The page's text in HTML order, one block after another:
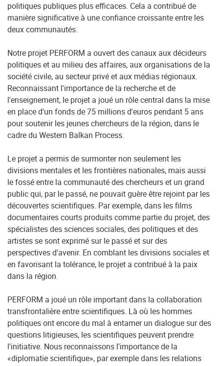
politiques publiques plus efficaces. Cela a contribué de
manière significative à une confiance croissante entre les
deux communautés.
Notre projet PERFORM a ouvert des canaux aux décideurs
politiques et au milieu des affaires, aux organisations de la
société civile, au secteur privé et aux médias régionaux.
Reconnaissant l'importance de la recherche et de
l'enseignement, le projet a joué un rôle central dans la mise
en place d'un fonds de 75 millions d'euros pendant 5 ans
pour soutenir les jeunes chercheurs de la région, dans le
cadre du Western Balkan Process.
Le projet a permis de surmonter non seulement les
divisions mentales et les frontières nationales, mais aussi
le fossé entre la communauté des chercheurs et un grand
public qui, par le passé, ne pouvait guère être rejoint par les
découvertes scientifiques. Par exemple, dans les films
documentaires courts produits comme partie du projet, des
spécialistes des sciences sociales, des politiques et des
artistes se sont exprimé sur le passé et sur des
perspectives d'avenir. En comblant les divisions sociales et
en favorisant la tolérance, le projet a contribué à la paix
dans la région.
PERFORM a joué un rôle important dans la collaboration
transfrontalière entre scientifiques. Là où les hommes
politiques ont encore du mal à entamer un dialogue sur des
questions litigieuses, les scientifiques peuvent prendre
l'initiative. Nous reconnaissons l'importance de la
«diplomatie scientifique», par exemple dans les relations